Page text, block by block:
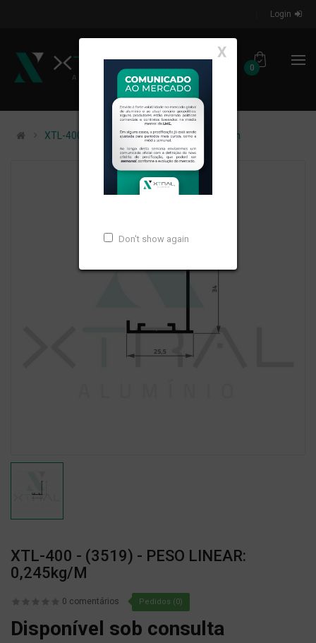
Login
0
X
Don't show again
XTL-400 - (3519) - PESO LINEAR: 0,245kg/m
XTL-400 - (3519) - PESO LINEAR:
0,245kg/m
0 comentários Pedidos (0)
Disponível sob consulta